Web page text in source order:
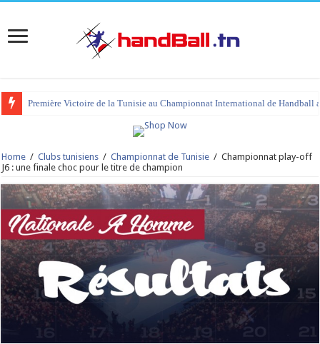
Première Victoire de la Tunisie au Championnat International de Handball
tournoi international Hammamet 2023 : programme et liste des joueurs
Home / Clubs tunisiens / Championnat de Tunisie / Championnat play-off
J6 : une finale choc pour le titre de champion